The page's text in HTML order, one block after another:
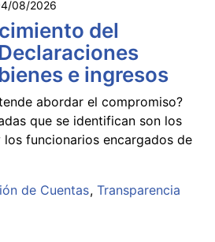
08/2026
del
e ingresos
abordar el compromiso?
que se identifican son los
funcionarios encargados de
de Cuentas Transparencia